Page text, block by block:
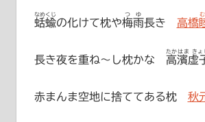
蛞蝓
なめくじ
の化けて枕や梅雨
つゆ
長き 高橋
む
長き夜を重ね～し枕かな 高濱虚
たかはま きょ
赤まんま空地に捨ててある枕 秋